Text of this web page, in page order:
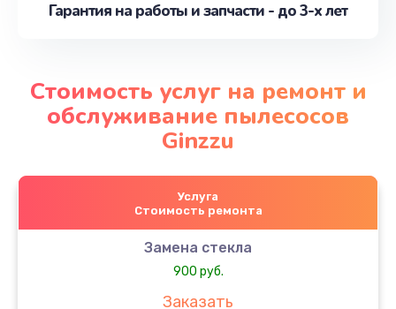
Гарантия на работы и запчасти - до 3-х лет
Стоимость услуг на ремонт и
обслуживание пылесосов
Ginzzu
Услуга
Стоимость ремонта
Замена стекла
900 руб.
Заказать